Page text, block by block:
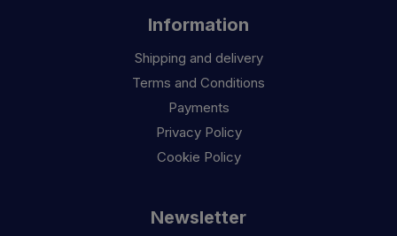
Information
Shipping and delivery
Terms and Conditions
Payments
Privacy Policy
Cookie Policy
Newsletter